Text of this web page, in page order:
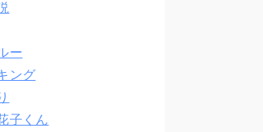
ー
ング
子くん